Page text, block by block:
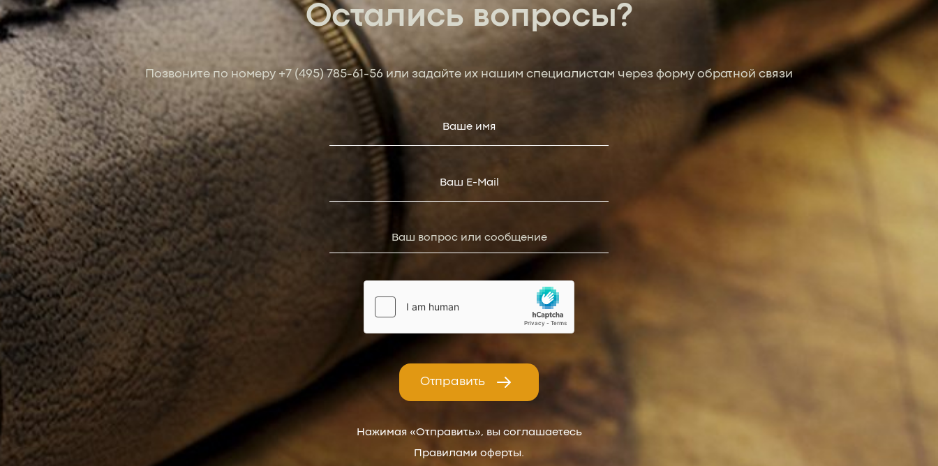
Остались вопросы?
Позвоните по номеру +7 (495) 785-61-56или задайте их нашим специалистам через форму обратной связи
Отправить
Нажимая «Отправить», вы соглашаетесь
Правилами оферты.